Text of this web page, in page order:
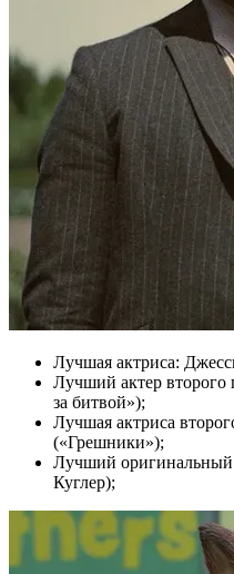
Лучшая актриса:
Лучший актер
за битвой»);
Лучшая актриса
(«Грешники»);
Лучший
Куглер);